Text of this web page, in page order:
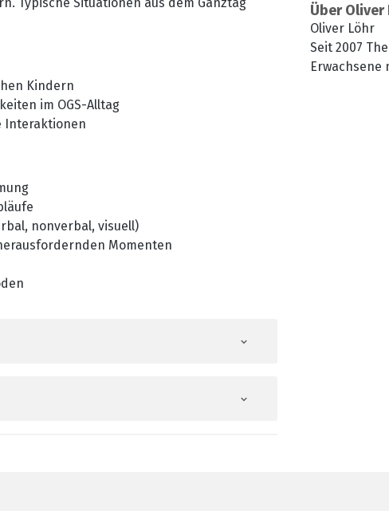
Kindern
im OGS-Alltag
Interaktionen
nonverbal, visuell)
Momenten
Über Oliver
Oliver Löhr
Seit 2007
Erwachsene
Autismus,